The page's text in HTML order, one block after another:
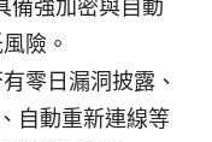
備強加密與自動
險。
零日漏洞披露、
自動重新連線等